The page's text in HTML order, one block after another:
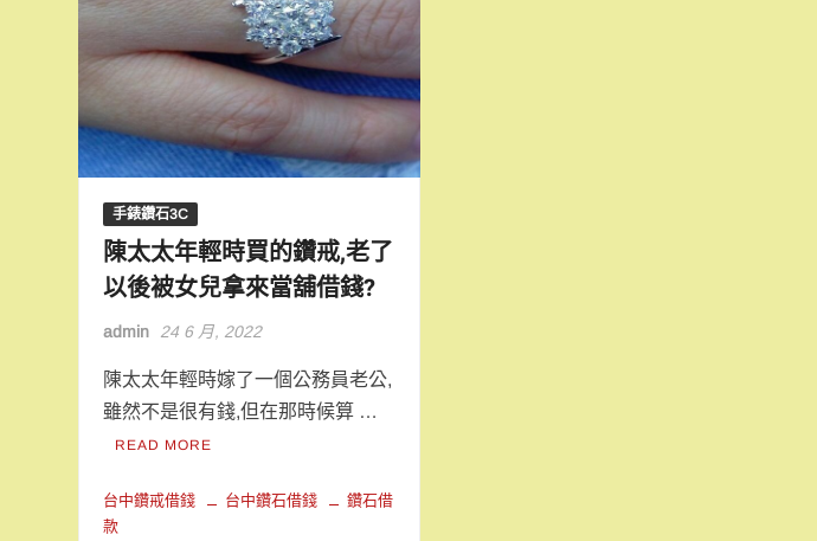
手錶鑽石3C
陳太太年輕時買的鑽戒,老了
以後被女兒拿來當舖借錢?
admin 24 6 月, 2022
陳太太年輕時嫁了一個公務員老公,
雖然不是很有錢,但在那時候算 …
READ MORE
台中鑽戒借錢 台中鑽石借錢
鑽石借
款